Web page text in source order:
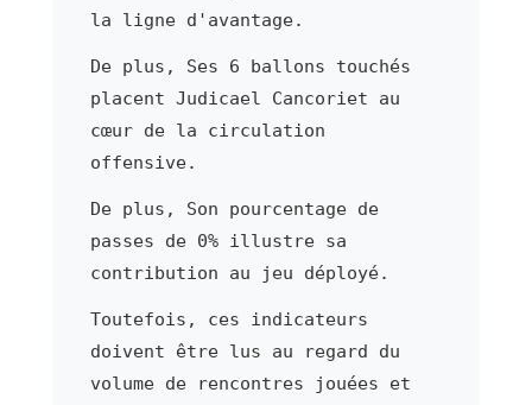
la ligne d'avantage.
De plus, Ses 6 ballons touchés
placent Judicael Cancoriet au
cœur de la circulation
offensive.
De plus, Son pourcentage de
passes de 0% illustre sa
contribution au jeu déployé.
Toutefois, ces indicateurs
doivent être lus au regard du
volume de rencontres jouées et